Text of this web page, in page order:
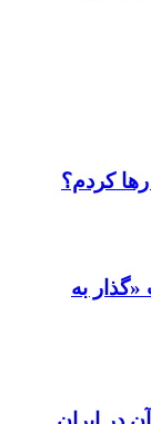
کردم؟
به